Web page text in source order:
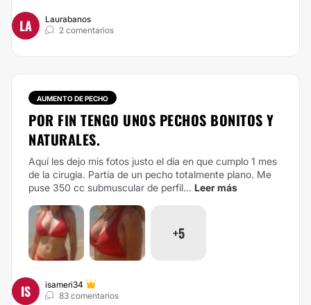
LA
Laurabanos
2 comentarios
AUMENTO DE PECHO
POR FIN TENGO UNOS PECHOS BONITOS Y
NATURALES.
Aquí les dejo mis fotos justo el día en que cumplo 1 mes
de la cirugía. Partía de un pecho totalmente plano. Me
puse 350 cc submuscular de perfil... Leer más
+5
IS
isameri34
83 comentarios